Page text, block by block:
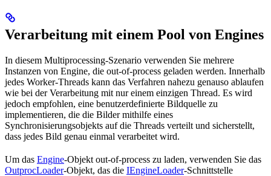
Verarbeitung mit einem Pool von Engines
In diesem Multiprocessing-Szenario verwenden Sie mehrere
Instanzen von Engine, die out-of-process geladen werden. Innerhalb
jedes Worker-Threads kann das Verfahren nahezu genauso ablaufen
wie bei der Verarbeitung mit nur einem einzigen Thread. Es wird
jedoch empfohlen, eine benutzerdefinierte Bildquelle zu
implementieren, die die Bilder mithilfe eines
Synchronisierungsobjekts auf die Threads verteilt und sicherstellt,
dass jedes Bild genau einmal verarbeitet wird.
Um das Engine-Objekt out-of-process zu laden, verwenden Sie das
OutprocLoader-Objekt, das die IEngineLoader-Schnittstelle